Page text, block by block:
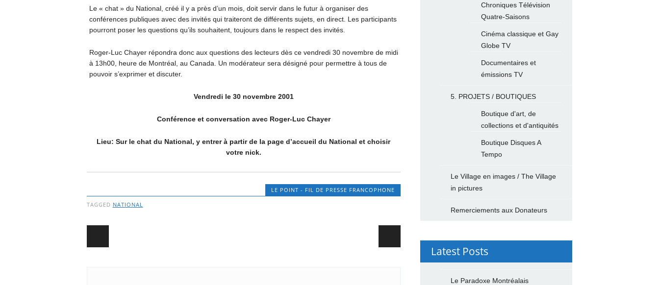
Le « chat » du National, créé il y a près d’un mois, doit servir dans le futur à organiser des
conférences publiques avec des invités qui traiteront de différents sujets, en direct. Les participants
pourront poser les questions qu’ils souhaitent, toujours dans le respect des invités.
Roger-Luc Chayer répondra donc aux questions des lecteurs dès ce vendredi 30 novembre de midi
à 13h00, heure de Montréal, au Canada. Un modérateur sera désigné pour permettre à tous de
pouvoir s’exprimer et discuter.
Vendredi le 30 novembre 2001
Conférence et conversation avec Roger-Luc Chayer
Lieu: Sur le chat du National, y entrer à partir de la page d’accueil du National et choisir
votre nick.
LE POINT - FIL DE PRESSE FRANCOPHONE
TAGGED NATIONAL
Post navigation
Chroniques Télévision
Quatre-Saisons
Cinéma classique et Gay
Globe TV
Documentaires et
émissions TV
5. PROJETS / BOUTIQUES
Boutique d'art, de
collections et d'antiquités
Boutique Disques A
Tempo
Le Village en images / The Village
in pictures
Remerciements aux Donateurs
Latest Posts
Le Paradoxe Montréalais